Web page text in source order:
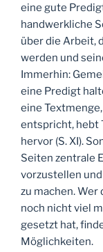
eine gute
handwerkliche
über die Arbeit,
werden und
Immerhin:
eine Predigt
eine
entspricht, hebt
hervor (S. XI).
Seiten zentrale
vorzustellen
zu machen.
noch nicht viel
gesetzt hat,
Möglichkeiten.